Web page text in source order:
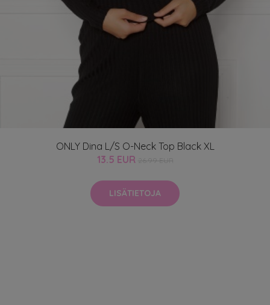
ONLY Dina L/S O-Neck Top Black XL
13.5 EUR
LISÄTIETOJA